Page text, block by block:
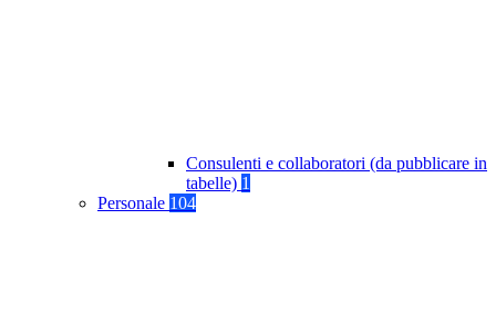
Consulenti e collaboratori (da pubblicare in
tabelle) 1
Personale 104